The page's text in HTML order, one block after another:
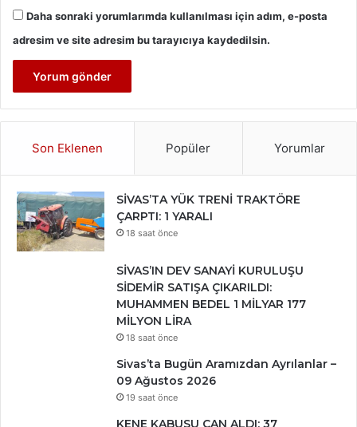
Daha sonraki yorumlarımda kullanılması için adım, e-posta
adresim ve site adresim bu tarayıcıya kaydedilsin.
Son Eklenen Popüler Yorumlar
SİVAS’TA YÜK TRENİ TRAKTÖRE
ÇARPTI: 1 YARALI
18 saat önce
SİVAS’IN DEV SANAYİ KURULUŞU
SİDEMİR SATIŞA ÇIKARILDI:
MUHAMMEN BEDEL 1 MİLYAR 177
MİLYON LİRA
18 saat önce
Sivas’ta Bugün Aramızdan Ayrılanlar –
09 Ağustos 2026
19 saat önce
KENE KABUSU CAN ALDI: 37